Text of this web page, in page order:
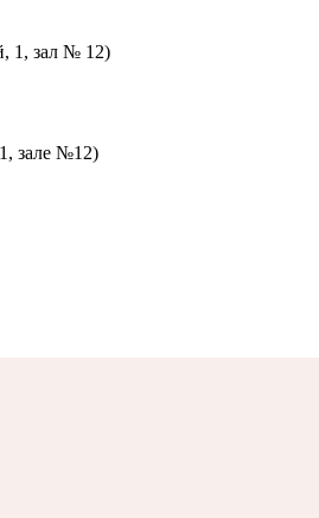
1, зал № 12)
зале №12)